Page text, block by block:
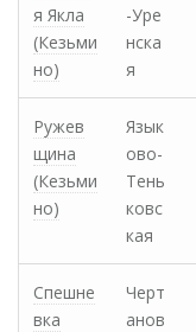
я Якла
(Кезьми
но)
-Уре
нска
я
Ружев
щина
(Кезьми
но)
Язык
ово-
Тень
ковс
кая
Спешне
вка
Черт
анов